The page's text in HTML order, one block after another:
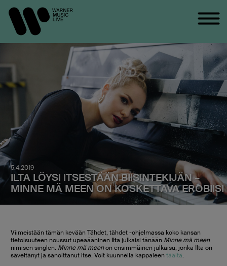
5.4.2019
ILTA LÖYSI ITSESTÄÄN BIISINTEKIJÄN –
MINNE MÄ MEEN ON KOSKETTAVA EROBIISI
Viimeistään tämän kevään Tähdet, tähdet -ohjelmassa koko kansan
tietoisuuteen noussut upeaääninen Ilta julkaisi tänään Minne mä meen
nimisen singlen. Minne mä meenon ensimmäinen julkaisu, jonka Ilta on
säveltänyt ja sanoittanut itse. Voit kuunnella kappaleen täältä.